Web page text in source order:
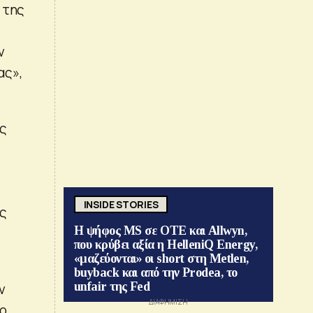
INSIDE STORIES
Η ψήφος MS σε ΟΤΕ και Allwyn,
που κρύβει αξία η HelleniQ Energy,
«μαζεύονται» οι short στη Metlen,
buyback και από την Prodea, το
unfair της Fed